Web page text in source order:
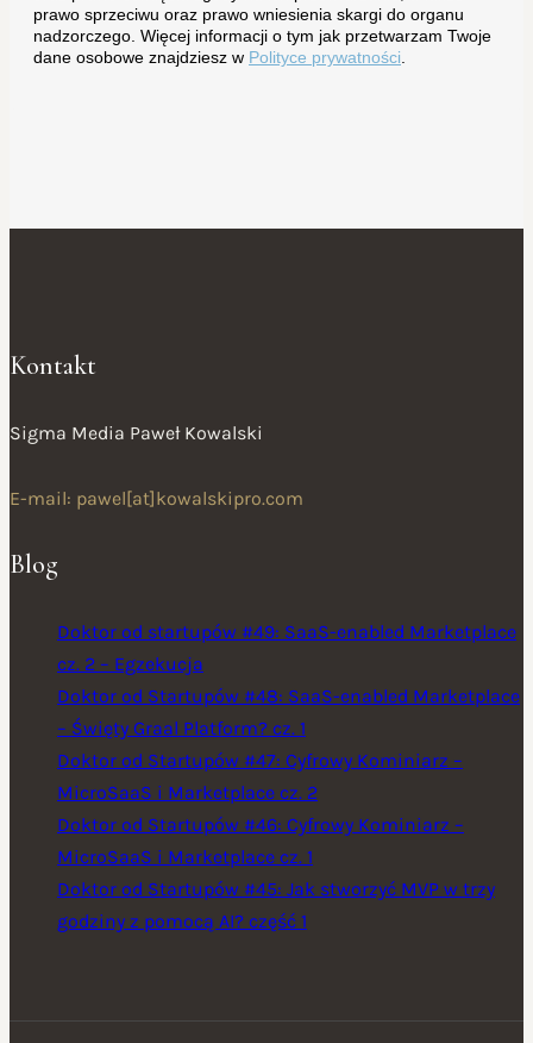
prawo sprzeciwu oraz prawo wniesienia skargi do organu
nadzorczego. Więcej informacji o tym jak przetwarzam Twoje
dane osobowe znajdziesz w Polityce prywatności
Kontakt
Sigma Media Paweł Kowalski
E-mail: pawel[at]kowalskipro.com
Blog
Doktor od startupów #49: SaaS-enabled Marketplace
cz. 2 – Egzekucja
Doktor od Startupów #48: SaaS-enabled Marketplace
– Święty Graal Platform? cz. 1
Doktor od Startupów #47: Cyfrowy Kominiarz –
MicroSaaS i Marketplace cz. 2
Doktor od Startupów #46: Cyfrowy Kominiarz –
MicroSaaS i Marketplace cz. 1
Doktor od Startupów #45: Jak stworzyć MVP w trzy
godziny z pomocą AI? część 1